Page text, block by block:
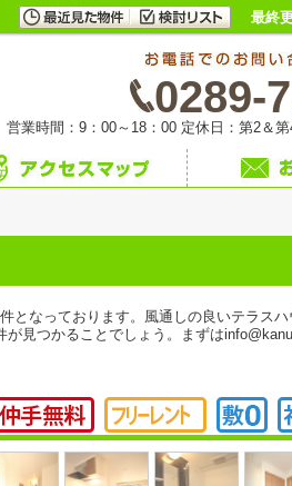
最終
0289-
営業時間：9：00～18：00 定休日：第2＆
となっております。風通しの良いテラスハ
見つかることでしょう。まずは